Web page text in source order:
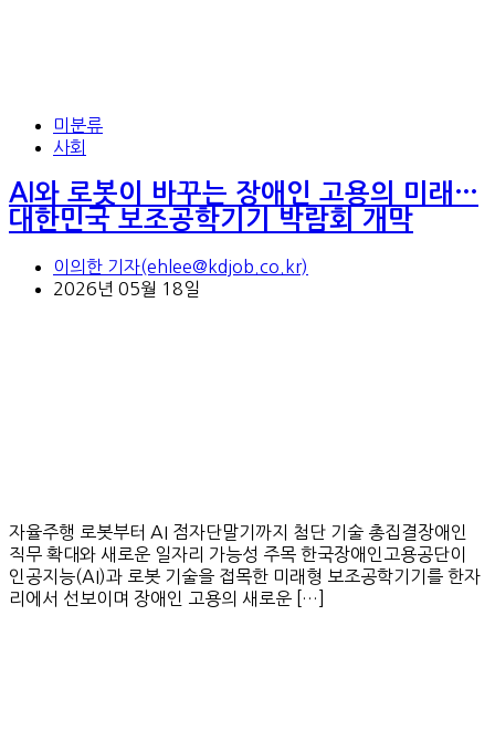
미분류
사회
AI와 로봇이 바꾸는 장애인 고용의 미래…
대한민국 보조공학기기 박람회 개막
이의한 기자(ehlee@kdjob.co.kr)
2026년 05월 18일
자율주행 로봇부터 AI 점자단말기까지 첨단 기술 총집결장애인
직무 확대와 새로운 일자리 가능성 주목 한국장애인고용공단이
인공지능(AI)과 로봇 기술을 접목한 미래형 보조공학기기를 한자
리에서 선보이며 장애인 고용의 새로운 […]